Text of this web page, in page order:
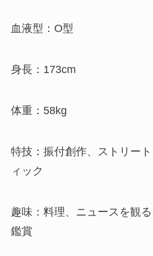
血液型：O型
身長：173cm
体重：58kg
特技：振付創作、ストリー
ィック
趣味：料理、ニュースを観
鑑賞